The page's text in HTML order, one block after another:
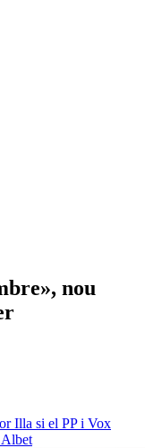
nou
Illa si el PP i Vox
Albet